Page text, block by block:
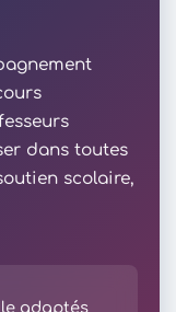
dans toutes
scolaire,
adaptés